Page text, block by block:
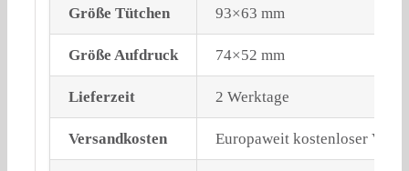
Größe Tütchen 93×63 mm
Größe Aufdruck 74×52 mm
Lieferzeit 2 Werktage
Versandkosten Europaweit kostenloser